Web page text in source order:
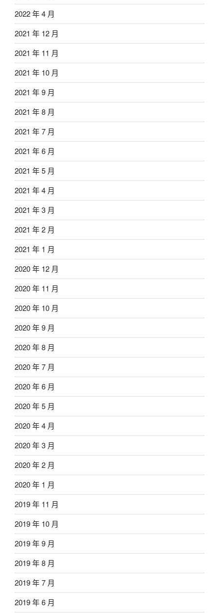
2022 年 4 月
2021 年 12 月
2021 年 11 月
2021 年 10 月
2021 年 9 月
2021 年 8 月
2021 年 7 月
2021 年 6 月
2021 年 5 月
2021 年 4 月
2021 年 3 月
2021 年 2 月
2021 年 1 月
2020 年 12 月
2020 年 11 月
2020 年 10 月
2020 年 9 月
2020 年 8 月
2020 年 7 月
2020 年 6 月
2020 年 5 月
2020 年 4 月
2020 年 3 月
2020 年 2 月
2020 年 1 月
2019 年 11 月
2019 年 10 月
2019 年 9 月
2019 年 8 月
2019 年 7 月
2019 年 6 月